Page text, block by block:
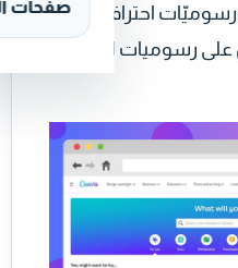
صفحات
احترافية
رسوميات احترافية